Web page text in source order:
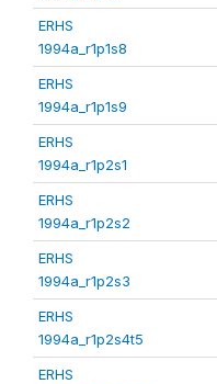
ERHS
1994a_r1p1s8
ERHS
1994a_r1p1s9
ERHS
1994a_r1p2s1
ERHS
1994a_r1p2s2
ERHS
1994a_r1p2s3
ERHS
1994a_r1p2s4t5
ERHS